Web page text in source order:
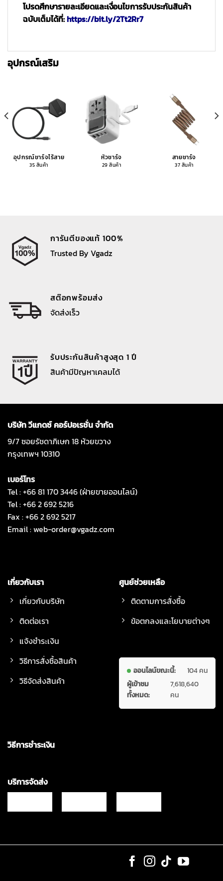
โปรดศึกษารายละเอียดและเงื่อนไขการรับประกันสินค้า
ฉบับเต็มได้ที่:https://bit.ly/2Tt2Rr7
อุปกรณ์เสริม
อุปกรณ์ชาร์จไร้สาย
35 สินค้า
หัวชาร์จ
29 สินค้า
สายชาร์จ
37 สินค้า
การันตีของแท้ 100%
Trusted By Vgadz
สต๊อกพร้อมส่ง
จัดส่งเร็ว
รับประกันสินค้าสูงสุด 1 ปี
สินค้ามีปัญหาเคลมได้
บริษัท วีแกดซ์ คอร์ปอเรชั่น จำกัด
9/7 ซอยรัชดาภิเษก 18 ห้วยขวาง
กรุงเทพฯ 10310
เบอร์โทร
Tel : +66 81 170 3446 (ฝ่ายขายออนไลน์)
Tel : +66 2 692 5216
Fax : +66 2 692 5217
Email :web-order@vgadz.com
เกี่ยวกับเรา
เกี่ยวกับบริษัท
ติดต่อเรา
แจ้งชำระเงิน
วิธีการสั่งซื้อสินค้า
วิธีจัดส่งสินค้า
ศูนย์ช่วยเหลือ
ติดตามการสั่งซื้อ
ข้อตกลงและโยบายต่างๆ
ออนไลน์ขณะนี้:
104 คน
ผู้เข้าชม
ทั้งหมด:
7,618,640
คน
วิธีการชำระเงิน
บริการจัดส่ง